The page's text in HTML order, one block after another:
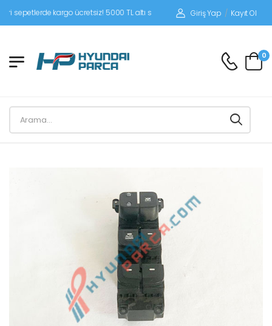
kargo ücretsiz! 5000 TL altı siparişlerinizde siparişleriniz alıcı
Giriş Yap / Kayıt Ol
0